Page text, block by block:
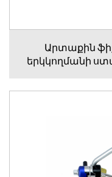
Արտաքին
երկկողմանի